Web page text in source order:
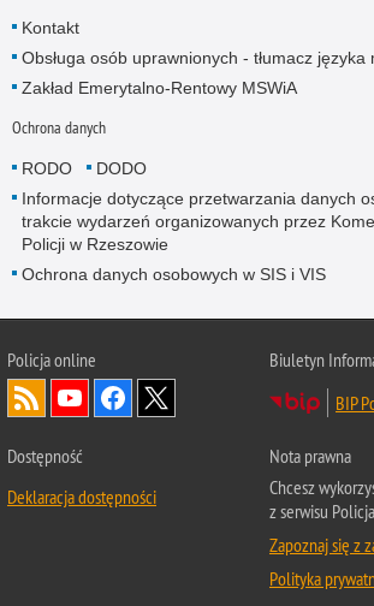
Kontakt
Obsługa osób uprawnionych - tłumacz języka
Zakład Emerytalno-Rentowy MSWiA
Ochrona danych
RODO
DODO
Informacje dotyczące przetwarzania danych
trakcie wydarzeń organizowanych przez
Policji w Rzeszowie
Ochrona danych osobowych w SIS i VIS
Policja online
Biuletyn
BIP
Dostępność
Deklaracja dostępności
Nota prawna
Chcesz
z serwisu
Zapoznaj się z
Polityka